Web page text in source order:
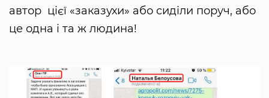
автор цієї «заказухи» або сиділи поруч, або
це одна і та ж людина!